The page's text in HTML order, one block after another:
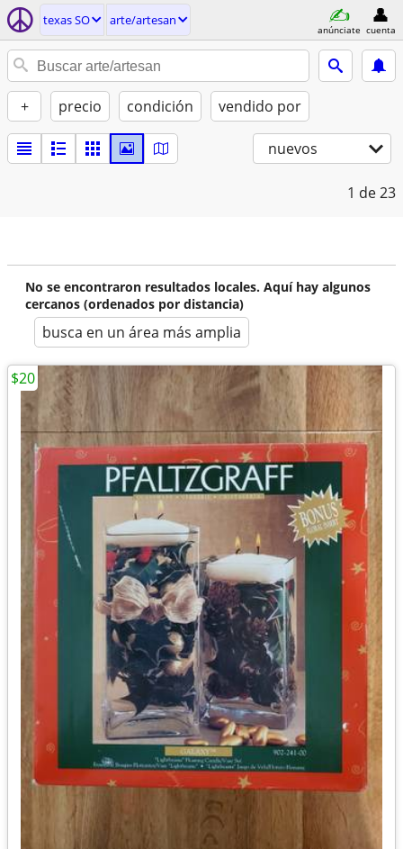
texas SO arte/artesan
anúnciate cuenta
+ precio condición vendido por
nuevos
1 de 23
No se encontraron resultados locales. Aquí hay algunos
cercanos (ordenados por distancia)
busca en un área más amplia
$20